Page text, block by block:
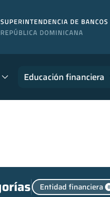
Educación financiera
Entidad financiera 8